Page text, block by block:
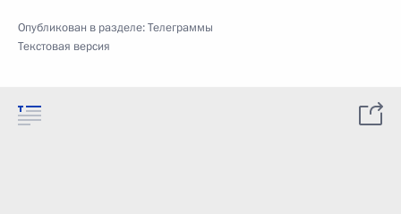
Опубликован в разделе:Телеграммы
Текстовая версия